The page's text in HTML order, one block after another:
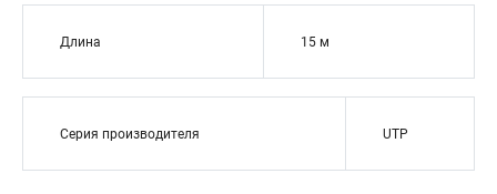
Длина 15 м
Серия производителя UTP